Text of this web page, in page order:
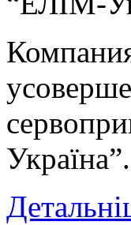
Україна”.